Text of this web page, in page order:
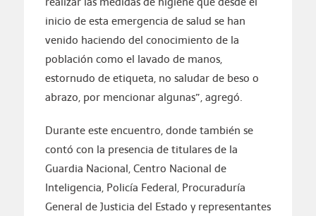
inicio de esta emergencia de salud se han
venido haciendo del conocimiento de la
población como el lavado de manos,
estornudo de etiqueta, no saludar de beso o
abrazo, por mencionar algunas”, agregó.
Durante este encuentro, donde también se
contó con la presencia de titulares de la
Guardia Nacional, Centro Nacional de
Inteligencia, Policía Federal, Procuraduría
General de Justicia del Estado y representantes